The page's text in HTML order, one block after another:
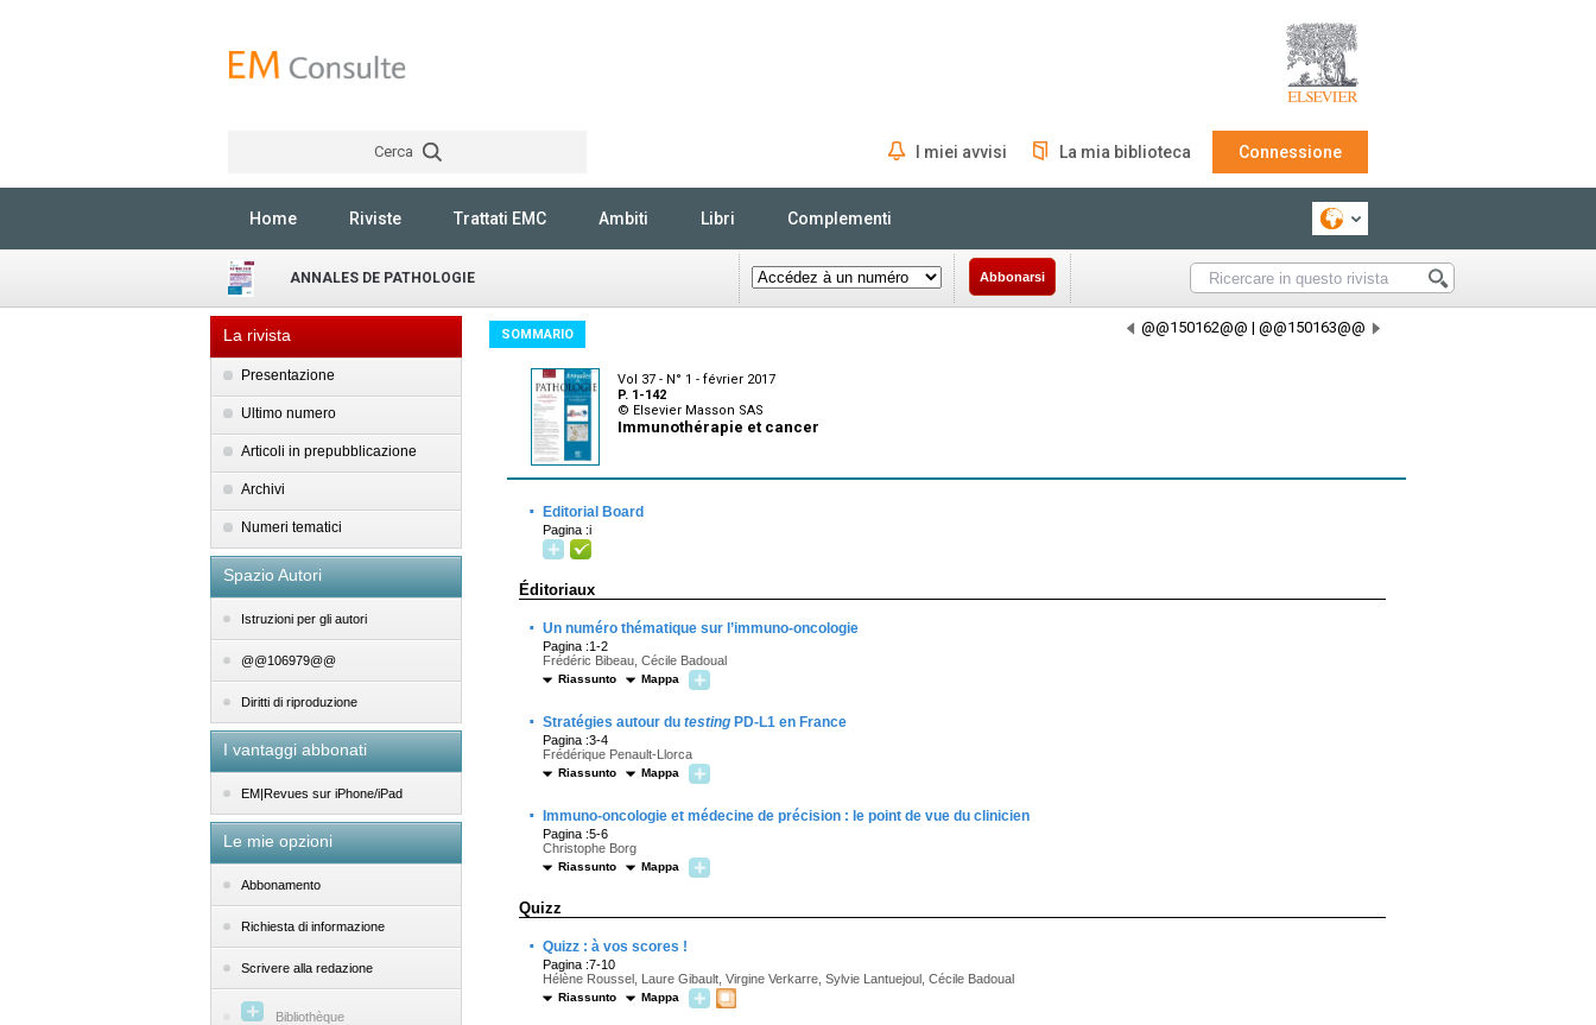
Cerca I miei avvisi La mia biblioteca Connessione
Home Riviste Trattati EMC Ambiti Libri Complementi
ANNALES DE PATHOLOGIE Abbonarsi
La rivista
Presentazione
Ultimo numero
Articoli in prepubblicazione
Archivi
Numeri tematici
Spazio Autori
Istruzioni per gli autori
@@106979@@
Diritti di riproduzione
I vantaggi abbonati
EM|Revues sur iPhone/iPad
Le mie opzioni
Abbonamento
Richiesta di informazione
Scrivere alla redazione
Bibliothèque
SOMMARIO @@150162@@ | @@150163@@
Vol 37 - N° 1 - février 2017
P. 1-142
© Elsevier Masson SAS
Immunothérapie et cancer
· Editorial Board
Pagina :i
Éditoriaux
· Un numéro thématique sur l’immuno-oncologie
Pagina :1-2
Frédéric Bibeau, Cécile Badoual
Riassunto Mappa
· Stratégies autour du testing PD-L1 en France
Pagina :3-4
Frédérique Penault-Llorca
Riassunto Mappa
· Immuno-oncologie et médecine de précision : le point de vue du clinicien
Pagina :5-6
Christophe Borg
Riassunto Mappa
Quizz
· Quizz : à vos scores !
Pagina :7-10
Hélène Roussel, Laure Gibault, Virgine Verkarre, Sylvie Lantuejoul, Cécile Badoual
Riassunto Mappa